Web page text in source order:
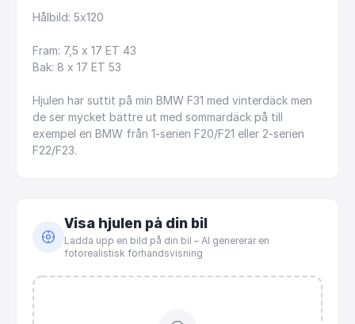
Hålbild: 5x120
Fram: 7,5 x 17 ET 43
Bak: 8 x 17 ET 53
Hjulen har suttit på min BMW F31 med vinterdäck men
de ser mycket bättre ut med sommardäck på till
exempel en BMW från 1-serien F20​/​F21 eller 2-serien
F22​/​F23.
Visa hjulen på din bil
Ladda upp en bild på din bil – AI genererar en
fotorealistisk förhandsvisning